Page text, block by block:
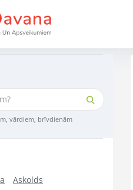
vārdiem, brīvdienām
Askolds